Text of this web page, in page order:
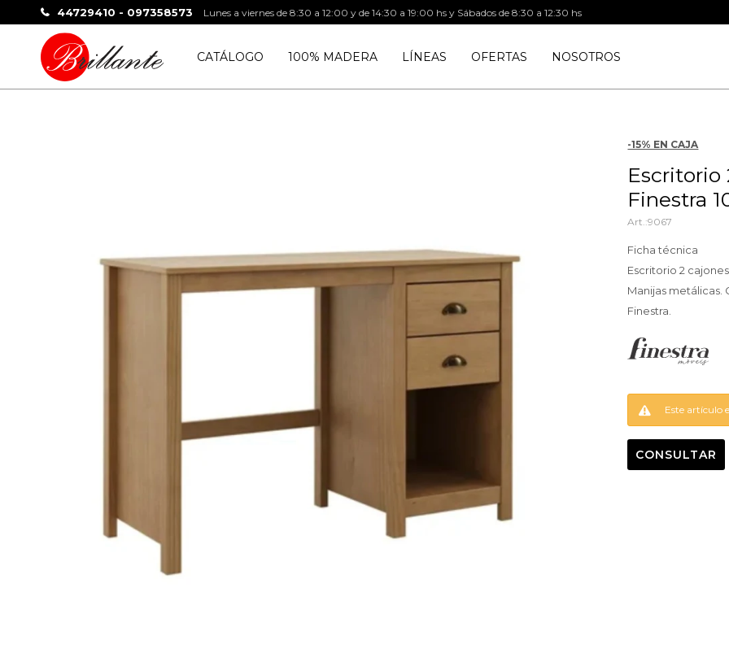
CATÁLOGO 100% MADERA LÍNEAS OFERTAS NOSOTROS
44729410 - 097358573 Lunes a viernes de 8:30 a 12:00 y de 14:30 a 19:00 hs y Sábados de 8:30 a 12:30 hs
-15% EN CAJA
Escritorio
Finestra
9067
Ficha técnica
Escritorio 2
Manijas metálicas.
Finestra.
Este artículo
CONSULTAR